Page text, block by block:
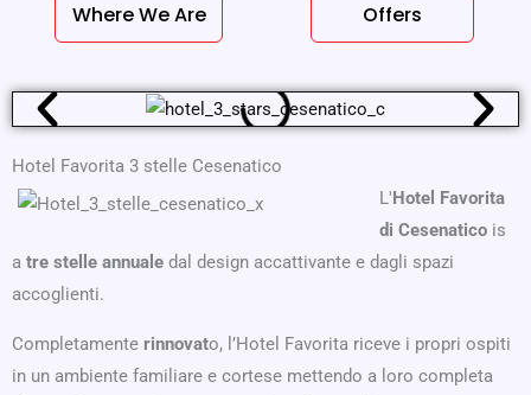
Where We Are Offers
Hotel Favorita 3 stelle Cesenatico
L'Hotel Favorita
di Cesenatico is
a tre stelle annuale dal design accattivante e dagli spazi
accoglienti.
Completamente rinnovato, l’Hotel Favorita riceve i propri ospiti
in un ambiente familiare e cortese mettendo a loro completa